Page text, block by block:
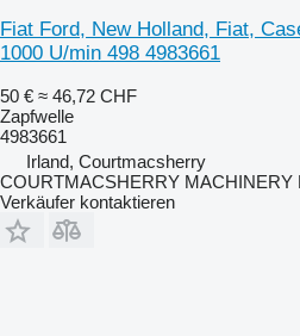
Fiat Ford, New Holland, Fiat,
1000 U/min 498 4983661
50 € ≈ 46,72 CHF
Zapfwelle
4983661
Irland, Courtmacsherry
COURTMACSHERRY MACHINERY
Verkäufer kontaktieren